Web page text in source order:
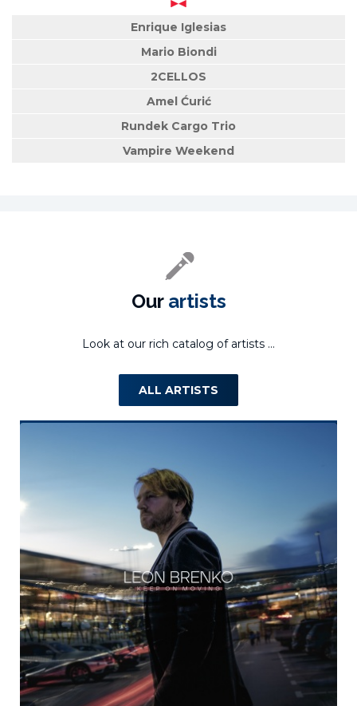
Enrique Iglesias
Mario Biondi
2CELLOS
Amel Ćurić
Rundek Cargo Trio
Vampire Weekend
Our artists
Look at our rich catalog of artists ...
ALL ARTISTS